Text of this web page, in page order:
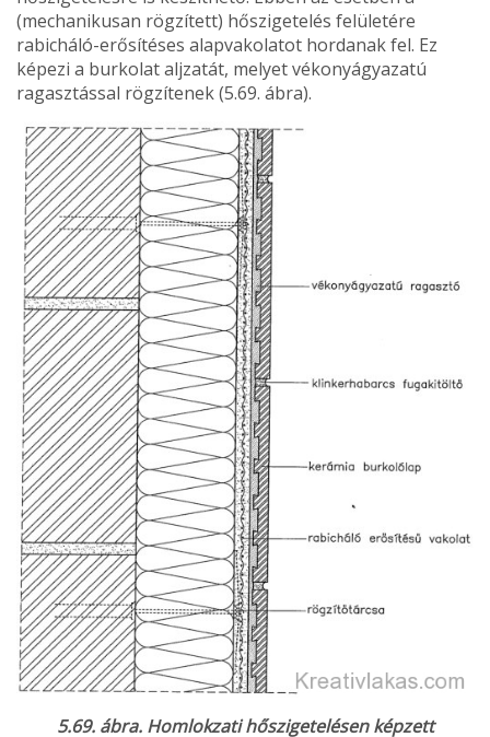
(mechani­kusan rögzített) hőszigetelés felületére
rabicháló-erősítéses alapvakolatot hordanak fel. Ez
képezi a burkolat aljzatát, melyet vékonyágyazatú
ragasztással rögzítenek (5.69. ábra).
5.69. ábra. Homlokzati hőszigetelésen képzett